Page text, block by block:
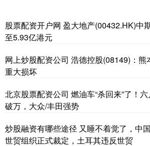
股票配资开户网 盈大地产(00432.HK)中
至5.93亿港元
网上炒股配资公司 浩德控股(08149)：
重大损坏
北京股票配资公司 燃油车“杀回来”了！
破万，大众/丰田强势
炒股融资有哪些途径 又睡不着觉了，中
世贸组织正式裁定，土耳其违反世贸